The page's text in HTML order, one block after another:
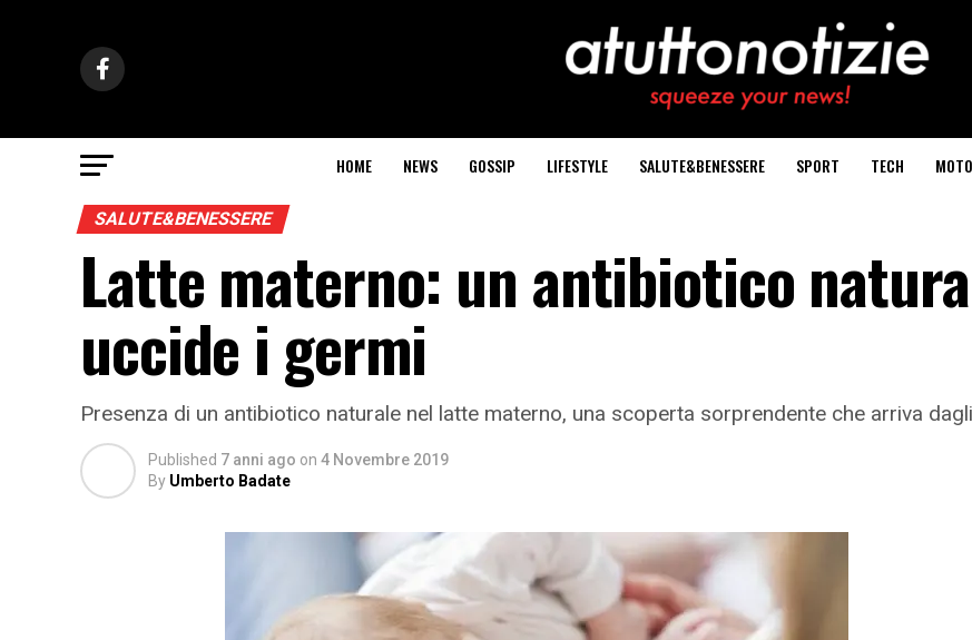
HOME NEWS GOSSIP LIFESTYLE SALUTE&BENESSERE SPORT TECH
SALUTE&BENESSERE
Latte materno: un antibiotico
uccide i germi
Presenza di un antibiotico naturale nel latte materno, una scoperta sorprendente che arriva
Published 7 anni ago on 4 Novembre 2019
By Umberto Badate